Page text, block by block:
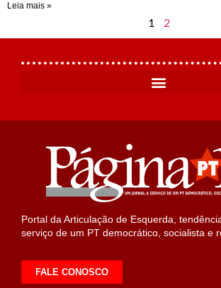
Leia mais »
1 2
Portal da Articulação de Esquerda,
serviço de um PT democrático, socialista e
FALE CONOSCO